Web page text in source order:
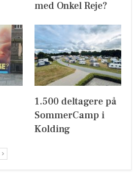
med Onkel Reje?
1.500 deltagere på
SommerCamp i
Kolding